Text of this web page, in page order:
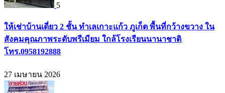
5
ให้เช่าบ้านเดี่ยว 2 ชั้น ทำเลเกาะแก้ว ภูเก็ต พื้นที่กว้างขวาง ใน
สังคมคุณภาพระดับพรีเมียม ใกล้โรงเรียนนานาชาติ
โทร.0958192888
27 เมษายน 2026